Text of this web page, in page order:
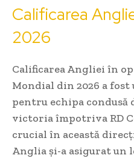
Calificarea
2026
Calificarea Angliei în
Mondial din 2026 a
pentru echipa condusă
victoria împotriva RD
crucial în această
Anglia și-a asigurat un